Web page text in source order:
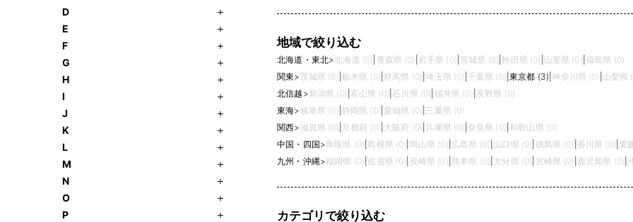
D
E
F
G
H
I
J
K
L
M
N
O
P
地域で絞り込む
北海道・東北> 北海道 (0) 青森県 (0) 岩手県 (0) |宮城県 (0) |秋田県 (0) 山形県 (0) 福島県 (0)
関東> 茨城県 (0) 栃木県 (0) 群馬県 (0) |埼玉県 (0) 千葉県 (0) |東京都 (3) |神奈川県 (0) 山梨県
北信越 >新潟県 (0) |富山県 (0) 石川県 (0) 福井県 (0) 長野県 (0)
東海>岐阜県 (0) 静岡県 (0) |愛知県 (0) 三重県 (0)
関西>滋賀県 (0) 京都府 (0) 大阪府 (0) |兵庫県 (0) 奈良県 (0) |和歌山県 (0)
中国・四国>鳥取県 (0) |島根県 (0) 岡山県 (0) 広島県 (0) 山口県 (0) 徳島県 (0) 香川県 (0) |愛
九州・沖縄>福岡県 (0) |佐賀県 (0) 長崎県 (0) 熊本県 (0) 大分県 (0) 宮崎県 (0) 鹿児島県 (0) |
カテゴリで絞り込む